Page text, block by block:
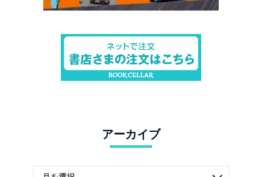
アーカイブ